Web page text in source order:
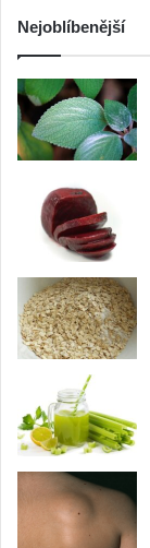
j
v
a
š
í
l
v
o
d
r
Nejoblíbenější